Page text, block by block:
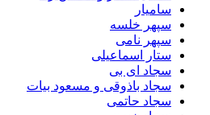
سامیار
سپهر خلسه
سپهر نامی
ستار اسماعیلی
سجاد ای بی
سجاد باذوقی و مسعود بیات
سجاد حاتمی